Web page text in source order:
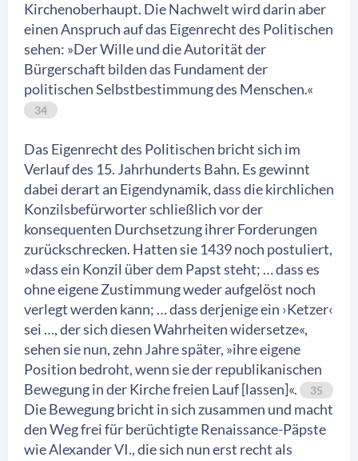
Kirchenoberhaupt. Die Nachwelt wird darin aber
einen Anspruch auf das Eigenrecht des Politischen
sehen: »Der Wille und die Autorität der
Bürgerschaft bilden das Fundament der
politischen Selbstbestimmung des Menschen.«
34
Das Eigenrecht des Politischen bricht sich im
Verlauf des 15. Jahrhunderts Bahn. Es gewinnt
dabei derart an Eigendynamik, dass die kirchlichen
Konzilsbefürworter schließlich vor der
konsequenten Durchsetzung ihrer Forderungen
zurückschrecken. Hatten sie 1439 noch postuliert,
»dass ein Konzil über dem Papst steht; … dass es
ohne eigene Zustimmung weder aufgelöst noch
verlegt werden kann; … dass derjenige ein ›Ketzer‹
sei …, der sich diesen Wahrheiten widersetze«,
sehen sie nun, zehn Jahre später, »ihre eigene
Position bedroht, wenn sie der republikanischen
Bewegung in der Kirche freien Lauf [lassen]«.
35
Die Bewegung bricht in sich zusammen und macht
den Weg frei für berüchtigte Renaissance-Päpste
wie Alexander VI., die sich nun erst recht als